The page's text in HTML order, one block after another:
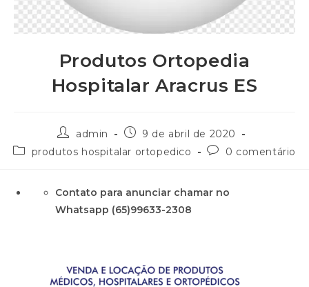
Produtos Ortopedia
Hospitalar Aracrus ES
admin
9 de abril de 2020
produtos hospitalar ortopedico
0 comentário
Contato para anunciar chamar no
Whatsapp (65)99633-2308